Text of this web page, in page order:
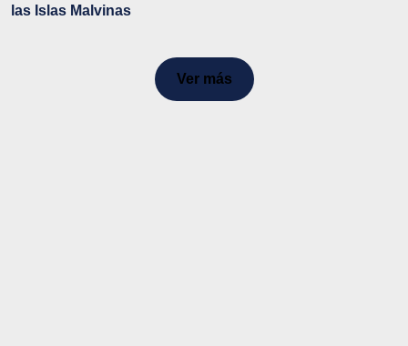
las Islas Malvinas
Ver más